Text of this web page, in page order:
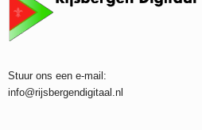
Stuur ons een e-mail:
info@rijsbergendigitaal.nl